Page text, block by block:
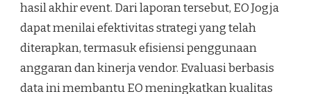
hasil akhir event. Dari laporan tersebut, EO Jogja
dapat menilai efektivitas strategi yang telah
diterapkan, termasuk efisiensi penggunaan
anggaran dan kinerja vendor. Evaluasi berbasis
data ini membantu EO meningkatkan kualitas